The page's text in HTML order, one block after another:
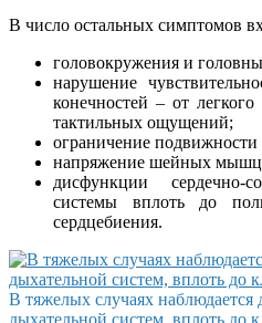
В число остальных симптомов
головокружения и
нарушение
конечностей – от
тактильных ощущений;
ограничение
напряжение шейных
дисфункции сердечно-
системы вплоть до
сердцебиения.
В тяжелых случаях наблюдается